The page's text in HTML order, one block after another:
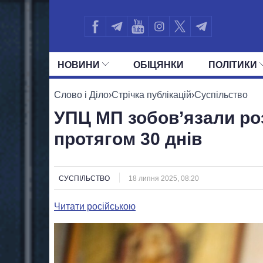
НОВИНИ ОБIЦЯНКИ ПОЛIТИКИ
УСІ ПОЛІТИКИ ПРЕЗИДЕНТ І ОФІС
Слово і Діло›Стрічка публікацій›Суспільство
УПЦ МП зобов’язали
протягом 30 днів
СУСПІЛЬСТВО 18 липня 2025, 08:20
Читати російською